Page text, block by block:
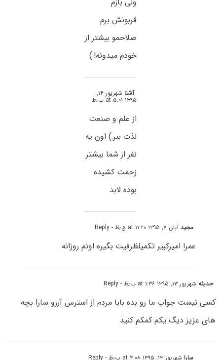
قربونش برم
صلاحمو بیشتر از
خودم میدونه!:)
آشنا شهریور ۱۴,
۱۳۹۵ at ۵:۰۱ ب٫ظ
از علم و صنعت
لذت ببر:) اون یه
نفر از شما بیشتر
زحمت کشیده
بوده لابد
مجیدآبان ۷, ۱۳۹۵ at ۱۱:۲۰ ق٫ظ - Reply
عمرا امیرکبیر تکمیلظرفیت بگیره اونم روزانه
حدیثهشهریور ۱۳, ۱۳۹۵ at ۱:۳۶ ب٫ظ - Reply
کسی نیست جواب ما رو بده بابا مردم از استرس آرزو سارا بچه
های عزیز دیگ یکم کمکم کنید
ساراشهریور ۱۳, ۱۳۹۵ at ۴:۰۸ ب٫ظ - Reply